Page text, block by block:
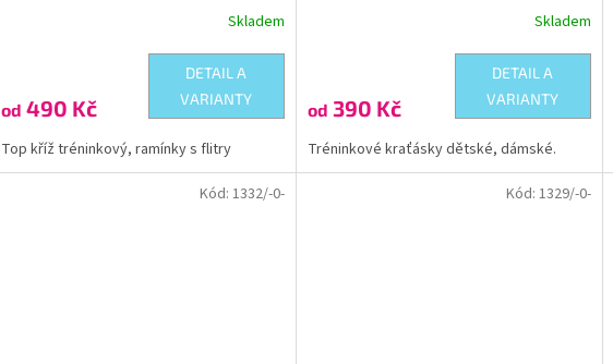
Skladem
od 490 Kč
DETAIL A
VARIANTY
Top kříž tréninkový, ramínky s flitry
Skladem
od 390 Kč
DETAIL A
VARIANTY
Tréninkové kraťásky dětské, dámské.
Kód: 1332/-0- Kód: 1329/-0-